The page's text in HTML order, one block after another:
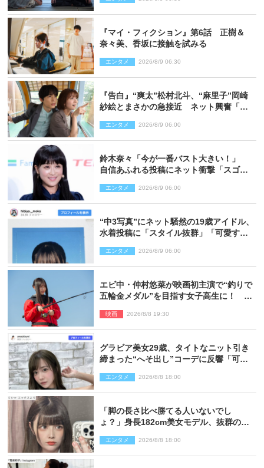
『マイ・フィクション』第6話 正樹＆
奈々美、香坂に接触を試みる
エンタメ 2026/8/9 06:30
『告白』“爽太”松村北斗、“麻里子”岡崎
紗絵とまさかの急接近 ネット興奮「そ
り）
エンタメ 2026/8/9 06:00
鈴木奈々「今が一番バスト大きい！」
自信あふれる投稿にネット衝撃「スゴ
エンタメ 2026/8/9 06:00
“中3写真”にネット騒然の19歳アイドル、
水着投稿に「スタイル抜群」「可愛すぎ
エンタメ 2026/8/9 06:00
エビ中・仲村悠菜が映画初主演で“釣りで
五輪金メダル”を目指す女子高生に！ 映
映画 2026/8/8 19:30
グラビア美女29歳、タイトなニット引き
締まった“へそ出し”コーデに反響「可愛
エンタメ 2026/8/8 18:00
「脚の長さ比べ勝てる人いないでし
ょ？」身長182cm美女モデル、抜群のプ
エンタメ 2026/8/8 18:00